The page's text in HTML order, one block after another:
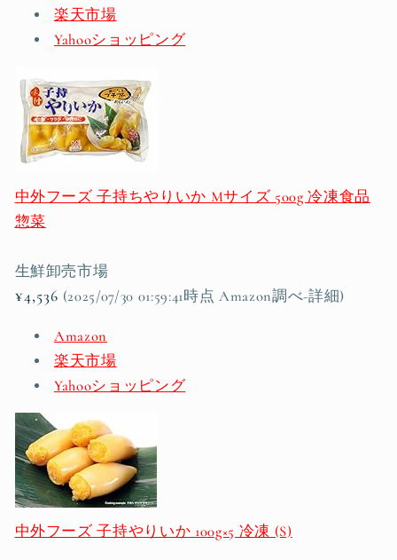
楽天市場
Yahooショッピング
中外フーズ 子持ちやりいか Mサイズ 500g 冷凍食品
惣菜
生鮮卸売市場
¥4,536 (2025/07/30 01:59:41時点 Amazon調べ-詳細)
Amazon
楽天市場
Yahooショッピング
中外フーズ 子持やりいか 100g×5 冷凍 (S)